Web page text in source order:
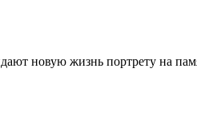
новую жизнь портрету на